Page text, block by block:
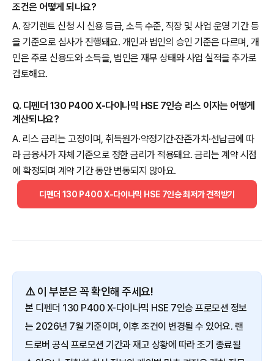
조건은 어떻게 되나요?
A. 장기렌트 신청 시 신용 등급, 소득 수준, 직장 및 사업 운영 기간 등
을 기준으로 심사가 진행돼요. 개인과 법인의 승인 기준은 다르며, 개
인은 주로 신용도와 소득을, 법인은 재무 상태와 사업 실적을 추가로
검토해요.
Q. 디펜더 130 P400 X-다이나믹 HSE 7인승 리스 이자는 어떻게
계산되나요?
A. 리스 금리는 고정이며, 취득원가·약정기간·잔존가치·선납금에 따
라 금융사가 자체 기준으로 정한 금리가 적용돼요. 금리는 계약 시점
에 확정되며 계약 기간 동안 변동되지 않아요.
디펜더 130 P400 X-다이나믹 HSE 7인승 최저가 견적받기
⚠️ 이 부분은 꼭 확인해 주세요!
본 디펜더 130 P400 X-다이나믹 HSE 7인승 프로모션 정보
는 2026년 7월 기준이며, 이후 조건이 변경될 수 있어요. 랜
드로버 공식 프로모션 기간과 재고 상황에 따라 조기 종료될